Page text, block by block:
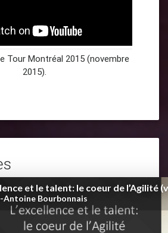
Tour Montréal 2015 (novembre
2015).